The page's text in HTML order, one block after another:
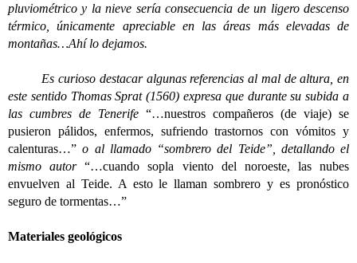
pluviométrico y la nieve sería consecuencia de un ligero descenso
térmico, únicamente apreciable en las áreas más elevadas de
montañas…Ahí lo dejamos.
Es curioso destacar algunas referencias al mal de altura, en
este sentido Thomas Sprat (1560) expresa que durante su subida a
las cumbres de Tenerife “…nuestros compañeros (de viaje) se
pusieron pálidos, enfermos, sufriendo trastornos con vómitos y
calenturas…” o al llamado “sombrero del Teide”, detallando el
mismo autor“…cuando sopla viento del noroeste, las nubes
envuelven al Teide. A esto le llaman sombrero y es pronóstico
seguro de tormentas…”
Materiales geológicos